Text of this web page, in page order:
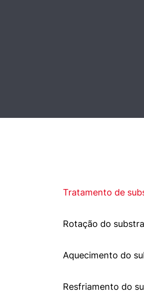
Tratamento de
Rotação do
Aquecimento do
Resfriamento do